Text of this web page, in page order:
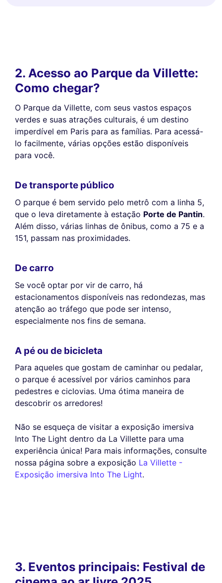
2. Acesso ao Parque da Villette:
Como chegar?
O Parque da Villette, com seus vastos espaços
verdes e suas atrações culturais, é um destino
imperdível em Paris para as famílias. Para acessá-
lo facilmente, várias opções estão disponíveis
para você.
De transporte público
O parque é bem servido pelo metrô com a linha 5,
que o leva diretamente à estação Porte de Pantin.
Além disso, várias linhas de ônibus, como a 75 e a
151, passam nas proximidades.
De carro
Se você optar por vir de carro, há
estacionamentos disponíveis nas redondezas, mas
atenção ao tráfego que pode ser intenso,
especialmente nos fins de semana.
A pé ou de bicicleta
Para aqueles que gostam de caminhar ou pedalar,
o parque é acessível por vários caminhos para
pedestres e ciclovias. Uma ótima maneira de
descobrir os arredores!
Não se esqueça de visitar a exposição imersiva
Into The Light dentro da La Villette para uma
experiência única! Para mais informações, consulte
nossa página sobre a exposição La Villette -
Exposição imersiva Into The Light.
3. Eventos principais: Festival de